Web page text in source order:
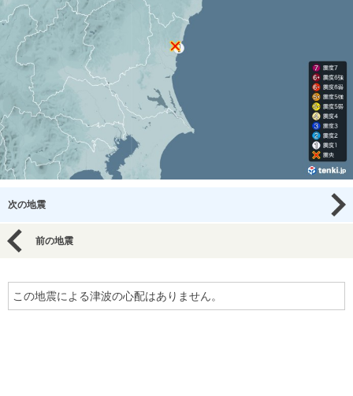
次の地震
前の地震
この地震による津波の心配はありません。